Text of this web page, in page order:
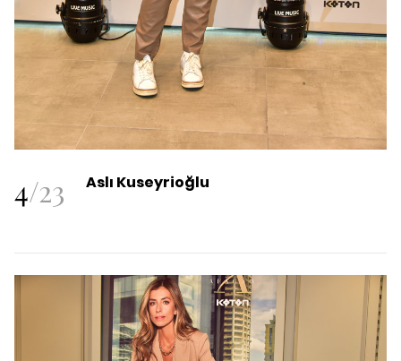
4/23 Aslı Kuseyrioğlu